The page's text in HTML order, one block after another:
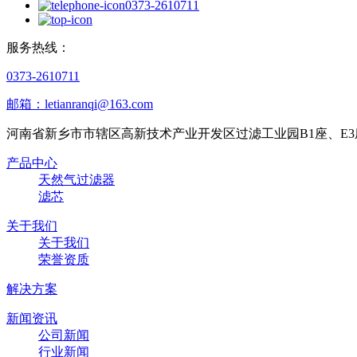
0373-2610711
服务热线：
0373-2610711
邮箱：letianranqi@163.com
河南省新乡市市辖区高新技术产业开发区过滤工业园B1座、E3
产品中心
天然气过滤器
滤芯
关于我们
关于我们
荣誉资质
解决方案
新闻资讯
公司新闻
行业新闻